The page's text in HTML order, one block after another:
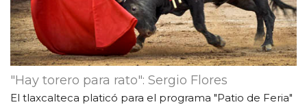
"Hay torero para rato": Sergio Flores
El tlaxcalteca platicó para el programa "Patio de Feria"